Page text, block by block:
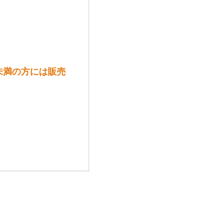
の方には販売